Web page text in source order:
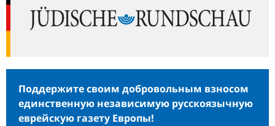
Поддержите своим добровольным взносом
единственную независимую русскоязычную
еврейскую газету Европы!